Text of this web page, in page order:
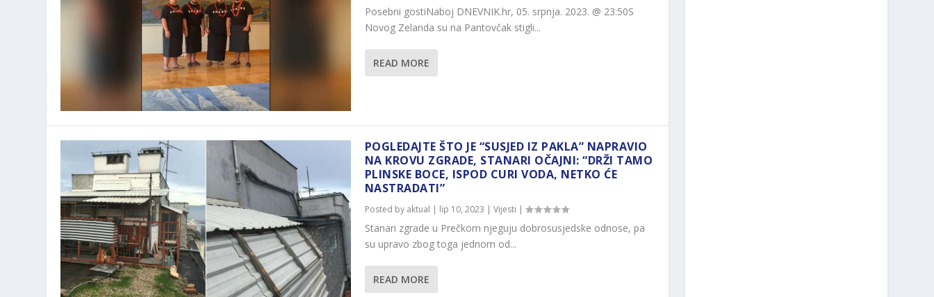
Posebni gostiNaboj DNEVNIK.hr, 05. srpnja. 2023. @ 23:50S
Novog Zelanda su na Pantovčak stigli...
READ MORE
POGLEDAJTE ŠTO JE “SUSJED IZ PAKLA” NAPRAVIO
NA KROVU ZGRADE, STANARI OČAJNI: “DRŽI TAMO
PLINSKE BOCE, ISPOD CURI VODA, NETKO ĆE
NASTRADATI”
Posted by aktual | lip 10, 2023 | Vijesti |
Stanari zgrade u Prečkom njeguju dobrosusjedske odnose, pa
su upravo zbog toga jednom od...
READ MORE